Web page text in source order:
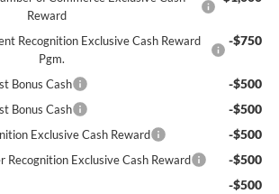
Reward
Recognition Exclusive Cash Reward
Pgm.
-$750
Bonus Cash -$500
Bonus Cash -$500
Exclusive Cash Reward -$500
Recognition Exclusive Cash Reward -$500
-$500